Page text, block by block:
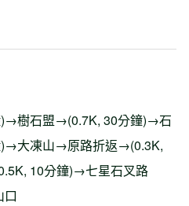
樹石盟→(0.7K, 30分鐘)→石
大凍山→原路折返→(0.3K,
10分鐘)→七星石叉路